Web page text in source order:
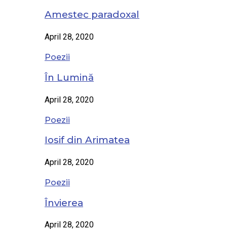
Amestec paradoxal
April 28, 2020
Poezii
În Lumină
April 28, 2020
Poezii
Iosif din Arimatea
April 28, 2020
Poezii
Învierea
April 28, 2020